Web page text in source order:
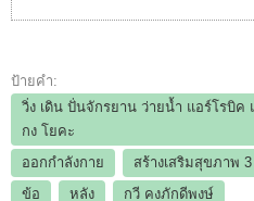
ป้ายคำ:
วิ่ง เดิน ปั่นจักรยาน ว่ายน้ำ แอร์โรบิค
กง โยคะ
ออกกำลังกาย
สร้างเสริมสุขภาพ
ข้อ
หลัง กวี คงภักดีพงษ์